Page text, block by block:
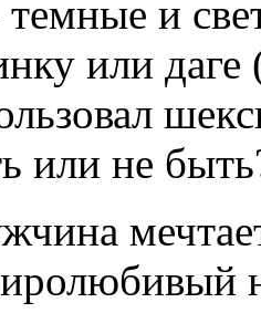
и
или
или не